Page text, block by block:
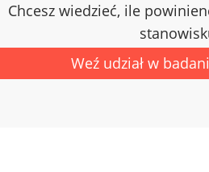
Chcesz wiedzieć, ile
Weź udział w